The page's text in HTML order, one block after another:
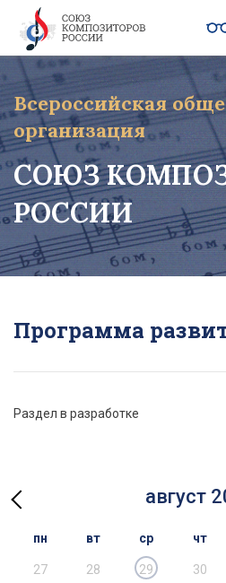
Всероссийская
организация
СОЮЗ
РОССИИ
Программа
Раздел в разработке
август
пн вт ср чт
27 28 29 30